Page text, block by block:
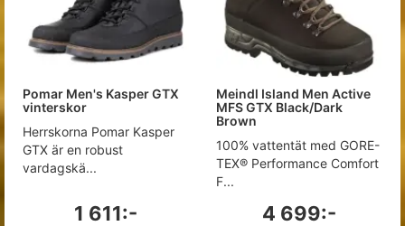
Pomar Men's Kasper GTX
vinterskor
Herrskorna Pomar Kasper
GTX är en robust
vardagskä...
1 611:-
Meindl Island Men Active
MFS GTX Black/Dark
Brown
100% vattentät med GORE-
TEX® Performance Comfort
F...
4 699:-